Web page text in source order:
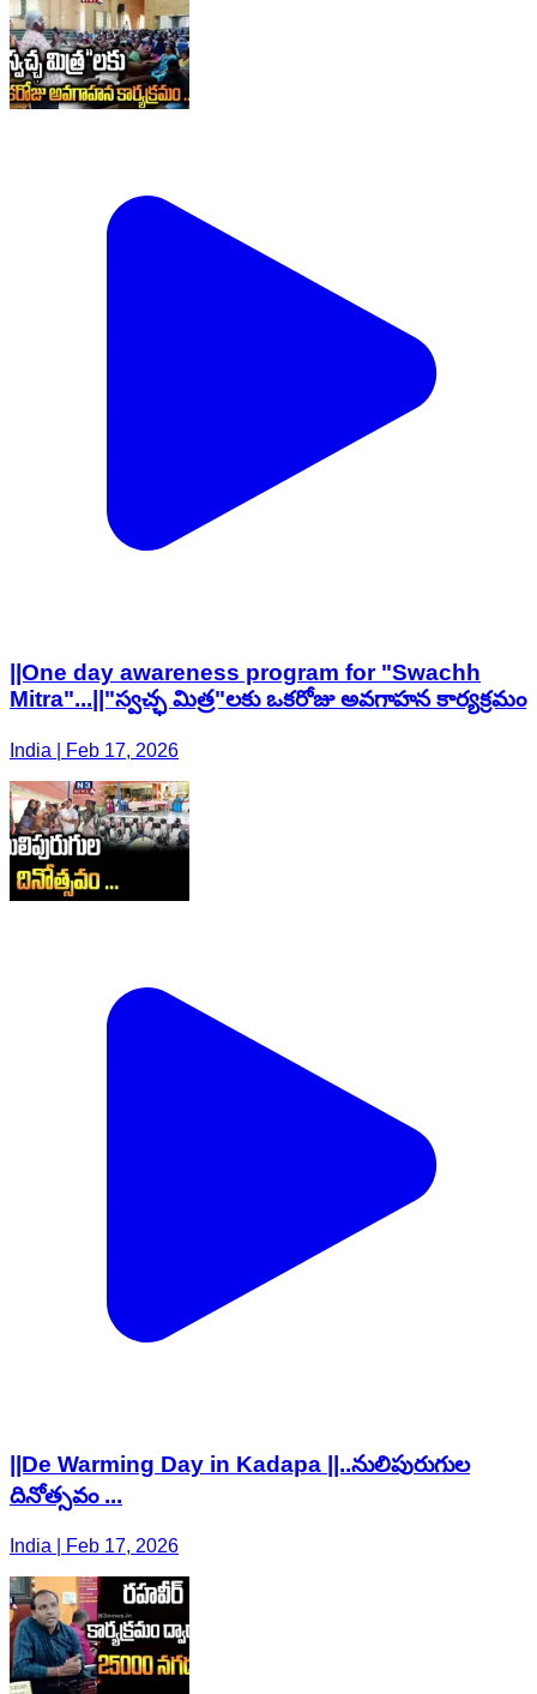
||One day awareness program for "Swachh
Mitra"...||"స్వచ్ఛ మిత్ర"లకు ఒకరోజు అవగాహన కార్యక్రమం
India | Feb 17, 2026
||De Warming Day in Kadapa ||..నులిపురుగుల
దినోత్సవం ...
India | Feb 17, 2026